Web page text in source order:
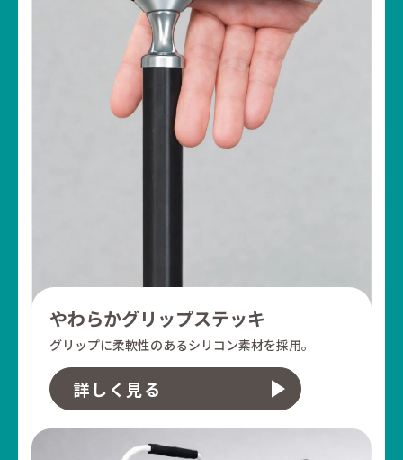
やわらかグリップステッキ
グリップに柔軟性のあるシリコン素材を採用。
詳しく見る